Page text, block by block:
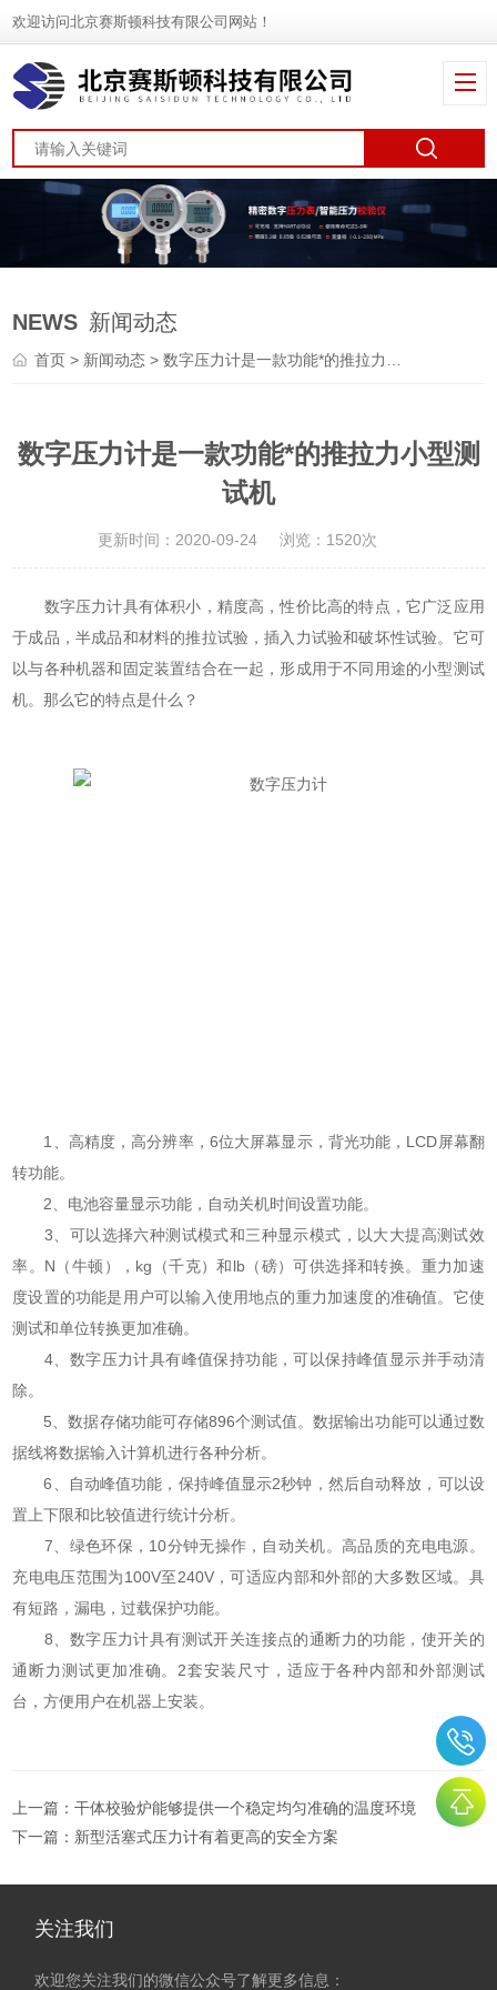
欢迎访问北京赛斯顿科技有限公司网站！
NEWS 新闻动态
首页 > 新闻动态 > 数字压力计是一款功能*的推拉力小型测试机
数字压力计是一款功能*的推拉力小型测
试机
更新时间：2020-09-24 浏览：1520次
数字压力计具有体积小，精度高，性价比高的特点，它广泛应用
于成品，半成品和材料的推拉试验，插入力试验和破坏性试验。它可
以与各种机器和固定装置结合在一起，形成用于不同用途的小型测试
机。那么它的特点是什么？
1、高精度，高分辨率，6位大屏幕显示，背光功能，LCD屏幕翻
转功能。
2、电池容量显示功能，自动关机时间设置功能。
3、可以选择六种测试模式和三种显示模式，以大大提高测试效
率。N（牛顿），kg（千克）和lb（磅）可供选择和转换。重力加速
度设置的功能是用户可以输入使用地点的重力加速度的准确值。它使
测试和单位转换更加准确。
4、数字压力计具有峰值保持功能，可以保持峰值显示并手动清
除。
5、数据存储功能可存储896个测试值。数据输出功能可以通过数
据线将数据输入计算机进行各种分析。
6、自动峰值功能，保持峰值显示2秒钟，然后自动释放，可以设
置上下限和比较值进行统计分析。
7、绿色环保，10分钟无操作，自动关机。高品质的充电电源。
充电电压范围为100V至240V，可适应内部和外部的大多数区域。具
有短路，漏电，过载保护功能。
8、数字压力计具有测试开关连接点的通断力的功能，使开关的
通断力测试更加准确。2套安装尺寸，适应于各种内部和外部测试
台，方便用户在机器上安装。
上一篇：干体校验炉能够提供一个稳定均匀准确的温度环境
下一篇： 新型活塞式压力计有着更高的安全方案
关注我们
欢迎您关注我们的微信公众号了解更多信息：